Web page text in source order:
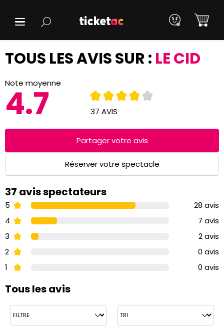
TOUS LES AVIS SUR : LE CID
Note moyenne
4.7 37 AVIS
Réserver votre spectacle
Partager votre avis
37 avis spectateurs
5
28 avis
4
7 avis
3
2 avis
2
0 avis
1
0 avis
Tous les avis